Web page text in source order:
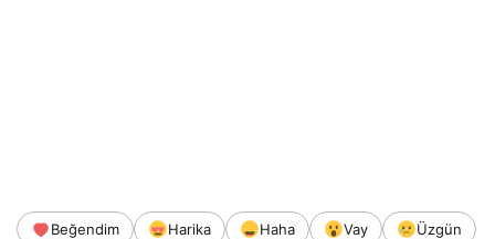
Beğendim Harika Haha Vay
Üzgün